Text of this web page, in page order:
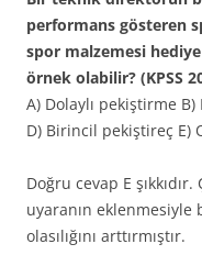
performans gösteren
spor malzemesi
örnek olabilir? (KPSS
A) Dolaylı pekiştirme
D) Birincil pekiştireç E)
Doğru cevap E
uyaranın eklenmesiyle
olasılığını arttırmıştır.